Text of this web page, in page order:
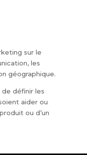
sur le
les
géographique.
définir les
aider ou
ou d’un